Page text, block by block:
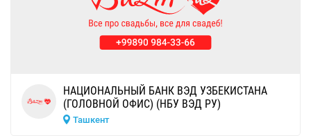
НАЦИОНАЛЬНЫЙ БАНК ВЭД УЗБЕКИСТАНА
(ГОЛОВНОЙ ОФИС) (НБУ ВЭД РУ)
Ташкент